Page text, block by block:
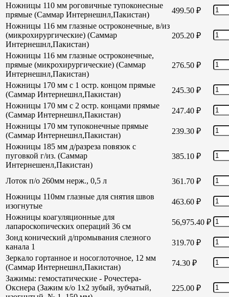
Ножницы 110 мм роговичные тупоконесные
прямые (Саммар Интернешнл,Пакистан)
499.50 ₽
Ножницы 116 мм глазные остроконечные, в/из
(микрохирургические) (Саммар
Интернешнл,Пакистан)
205.20 ₽
Ножницы 116 мм глазные остроконечные,
прямые (микрохирургические) (Саммар
Интернешнл,Пакистан)
276.50 ₽
Ножницы 170 мм с 1 остр. концом прямые
(Саммар Интернешнл,Пакистан)
245.30 ₽
Ножницы 170 мм с 2 остр. концами прямые
(Саммар Интернешнл,Пакистан)
247.40 ₽
Ножницы 170 мм тупоконечные прямые
(Саммар Интернешнл,Пакистан)
239.30 ₽
Ножницы 185 мм д/разреза повязок с
пуговкой г/из. (Саммар
Интернешенл,Пакистан)
385.10 ₽
Лоток п/о 260мм нерж., 0,5 л 361.70 ₽
Ножницы 110мм глазные для снятия швов
изогнутые
463.60 ₽
Ножницы коагуляционные для
лапароскопических операций 36 см
56,975.40 ₽
Зонд конический д/промывания слезного
канала 1
319.70 ₽
Зеркало гортанное и носоглоточное, 12 мм
(Саммар Интернешнл,Пакистан)
74.30 ₽
Зажимы: гемостатические - Рочестера-
Окснера (Зажим к/о 1х2 зубый, зубчатый,
225.00 ₽